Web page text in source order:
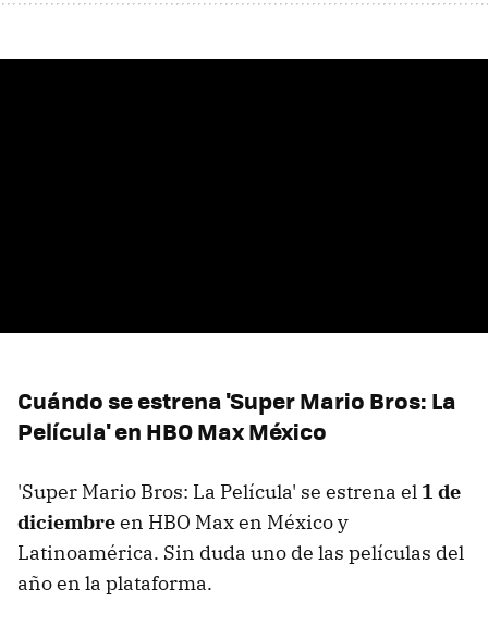
Cuándo se estrena 'Super Mario Bros: La
Película' en HBO Max México
'Super Mario Bros: La Película' se estrena el 1 de
diciembreen HBO Max en México y
Latinoamérica. Sin duda uno de las películas del
año en la plataforma.